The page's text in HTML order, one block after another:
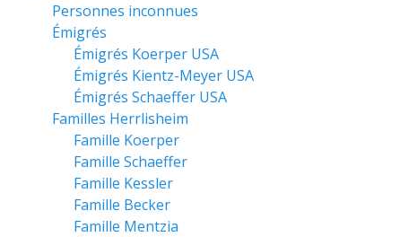
Personnes inconnues
Émigrés
Émigrés Koerper USA
Émigrés Kientz-Meyer USA
Émigrés Schaeffer USA
Familles Herrlisheim
Famille Koerper
Famille Schaeffer
Famille Kessler
Famille Becker
Famille Mentzia